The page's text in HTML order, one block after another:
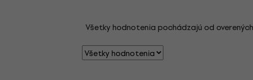
Všetky hodnotenia pochádzajú od